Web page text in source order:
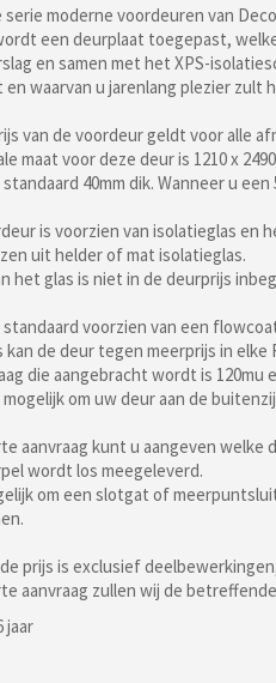
serie moderne voordeuren van
een deurplaat toegepast,
en samen met het XPS-
waarvan u jarenlang plezier zult
van de voordeur geldt voor alle
maat voor deze deur is 1210 x
standaard 40mm dik. Wanneer u
is voorzien van isolatieglas en
uit helder of mat isolatieglas.
het glas is niet in de deurprijs
standaard voorzien van een
kan de deur tegen meerprijs in
die aangebracht wordt is 120mu
om uw deur aan de
aanvraag kunt u aangeven welke
wordt los meegeleverd.
om een slotgat of
prijs is exclusief
aanvraag zullen wij de
jaar